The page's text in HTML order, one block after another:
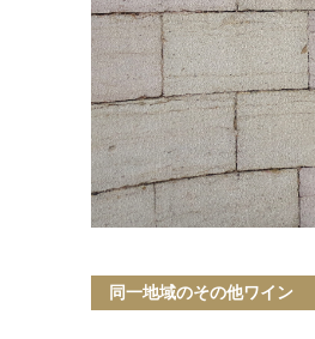
同一地域のその他ワイン